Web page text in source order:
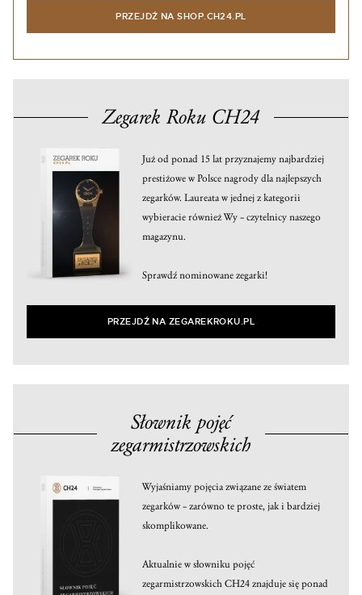
PRZEJDŹ NA SHOP.CH24.PL
Zegarek Roku CH24
Już od ponad 15 lat przyznajemy najbardziej
prestiżowe w Polsce nagrody dla najlepszych
zegarków. Laureata w jednej z kategorii
wybieracie również Wy – czytelnicy naszego
magazynu.
Sprawdź nominowane zegarki!
PRZEJDŹ NA ZEGAREKROKU.PL
Słownik pojęć
zegarmistrzowskich
Wyjaśniamy pojęcia związane ze światem
zegarków – zarówno te proste, jak i bardziej
skomplikowane.
Aktualnie w słowniku pojęć
zegarmistrzowskich CH24 znajduje się ponad